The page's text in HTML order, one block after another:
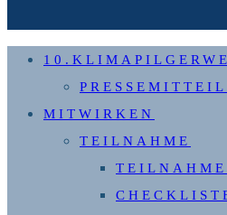
MITWIRKEN
TEILNAHME